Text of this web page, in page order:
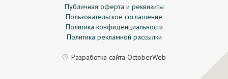
Публичная оферта и реквизиты
Пользовательское соглашение
Политика конфиденциальности
Политика рекламной рассылки
Разработка сайта OctoberWeb